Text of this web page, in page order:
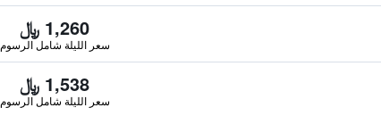
1,260 ﷼
سعر الليلة شامل الرسوم
1,538 ﷼
سعر الليلة شامل الرسوم